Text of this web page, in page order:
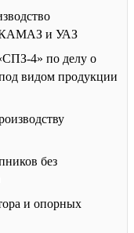
КАМАЗ и УАЗ
4» по делу о
видом продукции
без
и опорных